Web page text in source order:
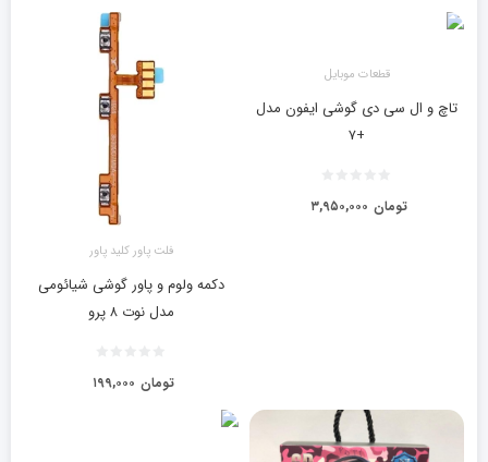
قطعات موبایل
تاچ و ال سی دی گوشی ایفون مدل
+۷
۳,۹۵۰,۰۰۰ تومان
فلت پاور کلید پاور
دکمه ولوم و پاور گوشی شیائومی
مدل نوت ۸ پرو
۱۹۹,۰۰۰ تومان